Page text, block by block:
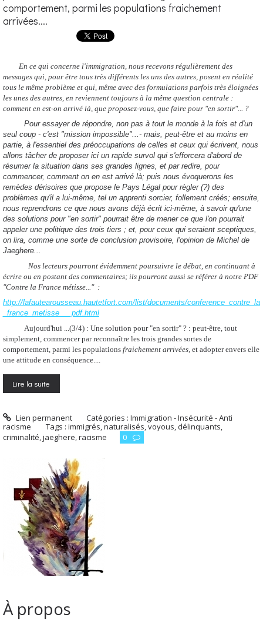
comportement, parmi les populations fraichement
arrivées....
En ce qui concerne l'immigration, nous recevons régulièrement des
messages qui, pour être tous très différents les uns des autres, posent en réalité
tous le même problème et qui, même avec des formulations parfois très éloignées
les unes des autres, en reviennent toujours à la même question centrale :
comment en est-on arrivé là, que proposez-vous, que faire pour "en sortir"... ?
Pour essayer de répondre, non pas à tout le monde à la fois et d'un
seul coup - c'est "mission impossible"...- mais, peut-être et au moins en
partie, à l'essentiel des préoccupations de celles et ceux qui écrivent, nous
allons tâcher de proposer ici un rapide survol qui s'efforcera d'abord de
résumer la situation dans ses grandes lignes, et par redire, pour
commencer, comment on en est arrivé là; puis nous évoquerons les
remèdes dérisoires que propose le Pays Légal pour règler (?) des
problèmes qu'il a lui-même, tel un apprenti sorcier, follement créés; ensuite,
nous reprendrons ce que nous avons déjà écrit ici-même, à savoir qu'une
des solutions pour "en sortir" pourrait être de mener ce que l'on pourrait
appeler une politique des trois tiers ; et, pour ceux qui seraient sceptiques,
on lira, comme une sorte de conclusion provisoire, l'opinion de Michel de
Jaeghere...
Nos lecteurs pourront évidemment poursuivre le débat, en continuant à
écrire ou en postant des commentaires; ils pourront aussi se référer à notre PDF
"Contre la France métisse..." :
http://lafautearousseau.hautetfort.com/list/documents/conference_contre_la
_france_metisse___pdf.html
Aujourd'hui ...(3/4) : Une solution pour "en sortir" ? : peut-être, tout
simplement, commencer par reconnaître les trois grandes sortes de
comportement, parmi les populations fraichement arrivées, et adopter envers elle
une attitude en conséquence....
Lire la suite
Lien permanent Catégories :Immigration - Insécurité - Anti
racisme
Tags : immigrés,naturalisés,voyous, délinquants,
criminalité,jaeghere,racisme 0
À propos